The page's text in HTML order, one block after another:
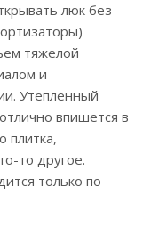
люк без
тяжелой
и
Утепленный
впишется в
плитка,
то другое.
только по